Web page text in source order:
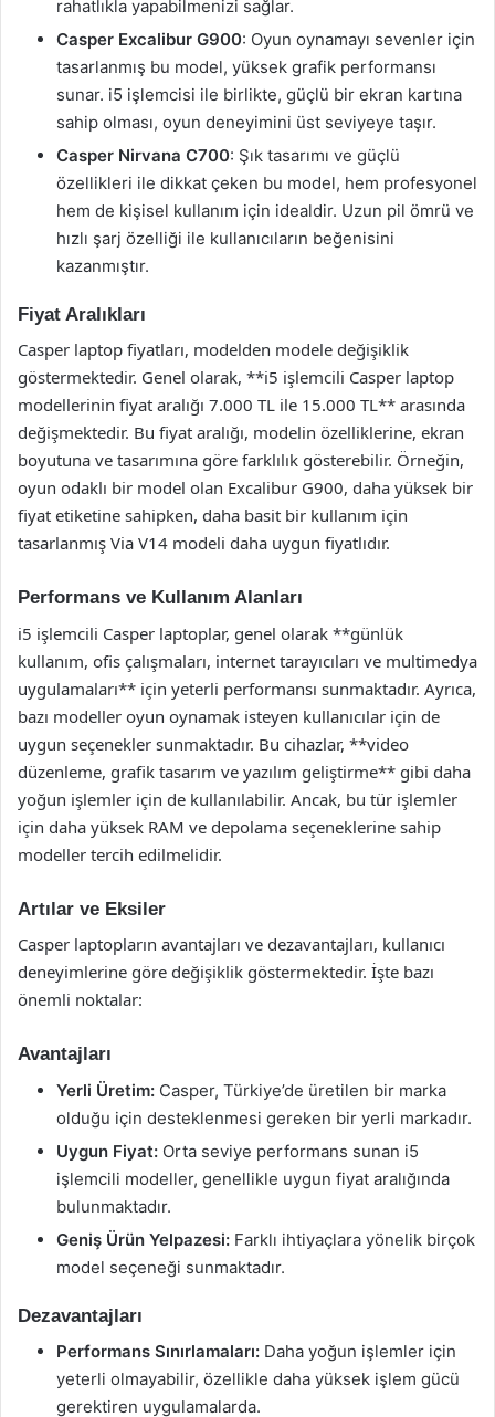
rahatlıkla yapabilmenizi sağlar.
Casper Excalibur G900: Oyun oynamayı sevenler için
tasarlanmış bu model, yüksek grafik performansı
sunar. i5 işlemcisi ile birlikte, güçlü bir ekran kartına
sahip olması, oyun deneyimini üst seviyeye taşır.
Casper Nirvana C700: Şık tasarımı ve güçlü
özellikleri ile dikkat çeken bu model, hem profesyonel
hem de kişisel kullanım için idealdir. Uzun pil ömrü ve
hızlı şarj özelliği ile kullanıcıların beğenisini
kazanmıştır.
Fiyat Aralıkları
Casper laptop fiyatları, modelden modele değişiklik
göstermektedir. Genel olarak, **i5 işlemcili Casper laptop
modellerinin fiyat aralığı 7.000 TL ile 15.000 TL** arasında
değişmektedir. Bu fiyat aralığı, modelin özelliklerine, ekran
boyutuna ve tasarımına göre farklılık gösterebilir. Örneğin,
oyun odaklı bir model olan Excalibur G900, daha yüksek bir
fiyat etiketine sahipken, daha basit bir kullanım için
tasarlanmış Via V14 modeli daha uygun fiyatlıdır.
Performans ve Kullanım Alanları
i5 işlemcili Casper laptoplar, genel olarak **günlük
kullanım, ofis çalışmaları, internet tarayıcıları ve multimedya
uygulamaları** için yeterli performansı sunmaktadır. Ayrıca,
bazı modeller oyun oynamak isteyen kullanıcılar için de
uygun seçenekler sunmaktadır. Bu cihazlar, **video
düzenleme, grafik tasarım ve yazılım geliştirme** gibi daha
yoğun işlemler için de kullanılabilir. Ancak, bu tür işlemler
için daha yüksek RAM ve depolama seçeneklerine sahip
modeller tercih edilmelidir.
Artılar ve Eksiler
Casper laptopların avantajları ve dezavantajları, kullanıcı
deneyimlerine göre değişiklik göstermektedir. İşte bazı
önemli noktalar:
Avantajları
Yerli Üretim: Casper, Türkiye’de üretilen bir marka
olduğu için desteklenmesi gereken bir yerli markadır.
Uygun Fiyat: Orta seviye performans sunan i5
işlemcili modeller, genellikle uygun fiyat aralığında
bulunmaktadır.
Geniş Ürün Yelpazesi: Farklı ihtiyaçlara yönelik birçok
model seçeneği sunmaktadır.
Dezavantajları
Performans Sınırlamaları: Daha yoğun işlemler için
yeterli olmayabilir, özellikle daha yüksek işlem gücü
gerektiren uygulamalarda.